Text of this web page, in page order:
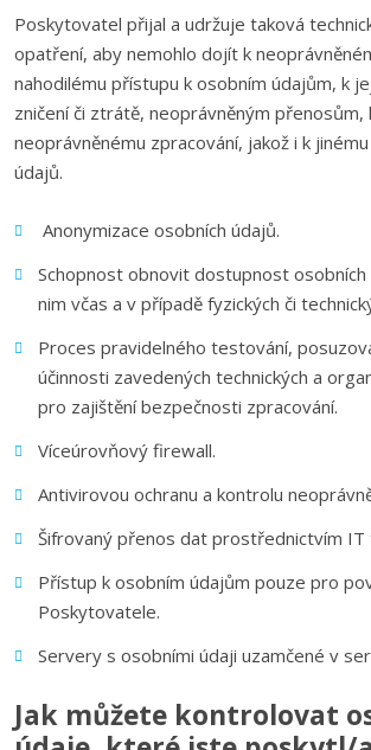
Poskytovatel přijal a udržuje taková
opatření, aby nemohlo dojít k
nahodilému přístupu k osobním údajům, k
zničení či ztrátě, neoprávněným přenosům,
neoprávněnému zpracování, jakož i k
údajů.
Anonymizace osobních údajů.
Schopnost obnovit dostupnost
nim včas a v případě fyzických či
Proces pravidelného testování,
účinnosti zavedených technických a
pro zajištění bezpečnosti zpracování.
Víceúrovňový firewall.
Antivirovou ochranu a kontrolu
Šifrovaný přenos dat prostřednictvím IT
Přístup k osobním údajům pouze pro
Poskytovatele.
Servery s osobními údaji uzamčené v
Jak můžete kontrolovat